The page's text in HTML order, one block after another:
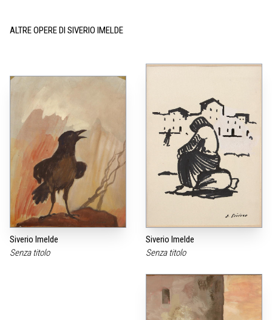
ALTRE OPERE DI SIVERIO IMELDE
Siverio Imelde
Senza titolo
Siverio Imelde
Senza titolo